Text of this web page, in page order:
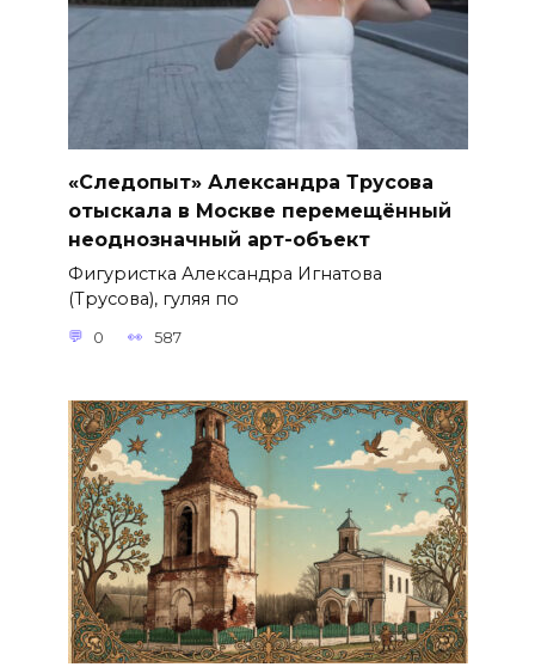
«Следопыт» Александра Трусова
отыскала в Москве перемещённый
неоднозначный арт-объект
Фигуристка Александра Игнатова
(Трусова), гуляя по
0 587